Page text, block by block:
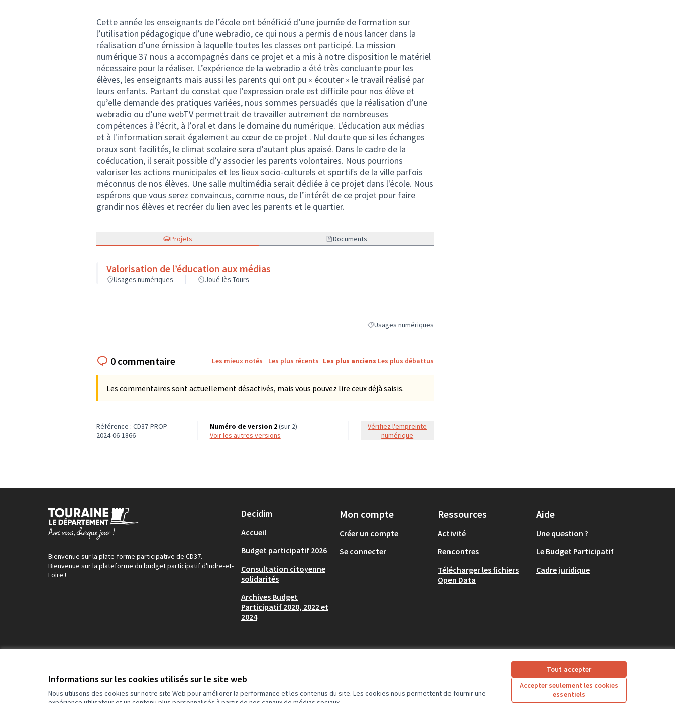
Informations sur les cookies utilisés sur le site web
Nous utilisons des cookies sur notre site Web pour améliorer la performance et les contenus du site. Les cookies nous permettent de fournir une
Tout accepter
Accepter seulement les cookies
essentiels
Cette année les enseignants de l’école ont bénéficié d’une journée de formation sur
l’utilisation pédagogique d’une webradio, ce qui nous a permis de nous lancer dans la
réalisation d’une émission à laquelle toutes les classes ont participé. La mission
numérique 37 nous a accompagnés dans ce projet et a mis à notre disposition le matériel
nécessaire pour la réaliser. L’expérience de la webradio a été très concluante pour les
élèves, les enseignants mais aussi les parents qui ont pu « écouter » le travail réalisé par
leurs enfants. Partant du constat que l’expression orale est difficile pour nos élève et
qu’elle demande des pratiques variées, nous sommes persuadés que la réalisation d’une
webradio ou d’une webTV permettrait de travailler autrement de nombreuses
compétences à l’écrit, à l’oral et dans le domaine du numérique. L'éducation aux médias
et à l'information serait également au cœur de ce projet . Nul doute que si les échanges
oraux sont facilités, le climat scolaire sera d’autant plus apaisé. Dans le cadre de la
coéducation, il serait possible d’y associer les parents volontaires. Nous pourrions
valoriser les actions municipales et les lieux socio-culturels et sportifs de la ville parfois
méconnus de nos élèves. Une salle multimédia serait dédiée à ce projet dans l'école. Nous
espérons que vous serez convaincus, comme nous, de l’intérêt de ce projet pour faire
grandir nos élèves et recréer du lien avec les parents et le quartier.
Projets Documents
Valorisation de l’éducation aux médias
Usages numériques Joué-lès-Tours
Filtrer les résultats de la catégorie : Usages numériques
Usages numériques
0 commentaire Les mieux notés Les plus récents Les plus anciens Les plus débattus
Les commentaires sont actuellement désactivés, mais vous pouvez lire ceux déjà saisis.
Référence : CD37-PROP-
2024-06-1866
Numéro de version 2(sur 2)
voir les autres versions
Vérifiez l'empreinte
numérique
Bienvenue sur la plate-forme participative de CD37.
Bienvenue sur la plateforme du budget participatif d'Indre-et-
Loire !
Decidim
Accueil
Budget participatif 2026
Consultation citoyenne
solidarités
Archives Budget
Participatif 2020, 2022 et
2024
Mon compte
Créer un compte
Se connecter
Ressources
Activité
Rencontres
Télécharger les fichiers
Open Data
Aide
Une question ?
Le Budget Participatif
Cadre juridique
(Lien externe)
(Lien externe)(Lien externe)(Lien externe)